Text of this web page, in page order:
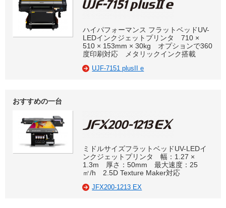
ハイパフォーマンス フラットベッドUV-
LEDインクジェットプリンタ 710 ×
510 × 153mm × 30kg オプションで360
度印刷対応 メタリックインク搭載
UJF-7151 plusII e
おすすめの一台
ミドルサイズフラットベッドUV-LEDイ
ンクジェットプリンタ 幅：1.27 ×
1.3m 厚さ：50mm 最大速度：25
㎡/h 2.5D Texture Maker対応
JFX200-1213 EX